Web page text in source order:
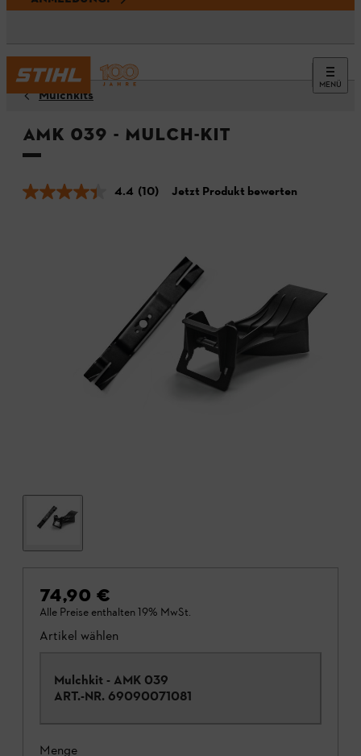
MENÜ
Mulchkits
AMK 039 - Mulch-Kit
4.4 (10) Jetzt Produkt bewerten
74,90 €
Alle Preise enthalten 19% MwSt.
Artikel wählen
Mulchkit - AMK 039
ART.-NR. 69090071081
Menge